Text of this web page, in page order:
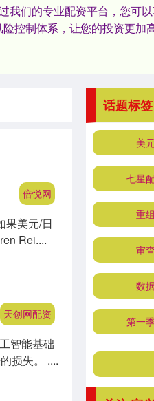
们的专业配资平台，您可
控制体系，让您的投资更加
倍悦网
果美元/日
Rei....
天创网配资
智能基础
损失。 ....
话题标签
美
七星
重组
审查
数
第一